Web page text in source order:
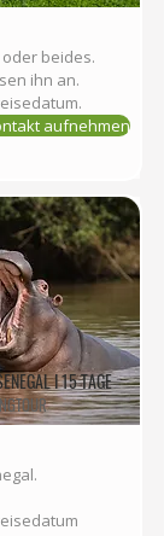
beides.
ihn an.
aufnehmen
I 15 TAGE